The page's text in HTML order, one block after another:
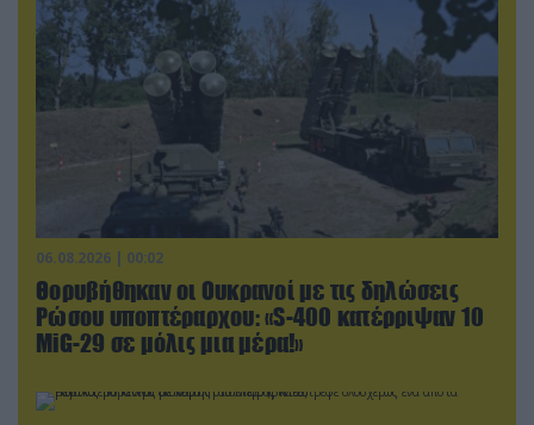
06.08.2026 | 00:02
Θορυβήθηκαν οι Ουκρανοί με τις δηλώσεις
Ρώσου υποπτέραρχου: «S-400 κατέρριψαν 10
MiG-29 σε μόλις μια μέρα!»